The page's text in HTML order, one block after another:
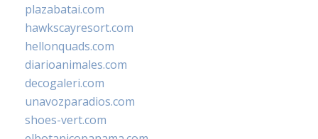
plazabatai.com
hawkscayresort.com
hellonquads.com
diarioanimales.com
decogaleri.com
unavozparadios.com
shoes-vert.com